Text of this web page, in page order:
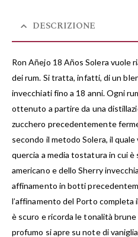
DESCRIZIONE
Ron Añejo 18 Años Solera vuole
dei rum. Si tratta, infatti, di un
invecchiati fino a 18 anni. Ogni
ottenuto a partire da una
zucchero precedentemente
secondo il metodo Solera, il
quercia a media tostatura in cui
americano e dello Sherry
affinamento in botti
l’affinamento del Porto
è scuro e ricorda le tonalità brune
profumo si apre su note di